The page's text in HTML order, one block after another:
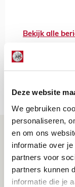
Deze website
We gebruiken
personaliseren,
en om ons
informatie over
partners voor
partners kunnen
informatie die je
Bekijk alle
Net binnen //
Brandt:
mijn hoofd
07 AUGUSTUS 2026 - 20:02
NIEUWS